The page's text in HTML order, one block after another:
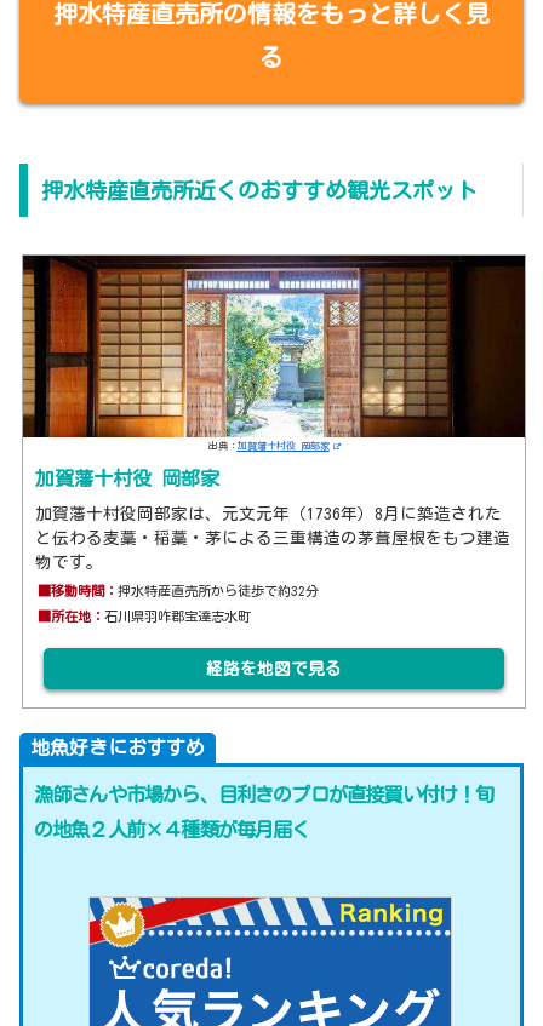
押水特産直売所の情報をもっと詳しく見
る
押水特産直売所近くのおすすめ観光スポット
出典： 加賀藩十村役 岡部家
加賀藩十村役 岡部家
加賀藩十村役岡部家は、元文元年（1736年）8月に築造された
と伝わる麦藁・稲藁・茅による三重構造の茅葺屋根をもつ建造
物です。
■移動時間：押水特産直売所から徒歩で約32分
■所在地：石川県羽咋郡宝達志水町
経路を地図で見る
地魚好きにおすすめ
漁師さんや市場から、目利きのプロが直接買い付け！旬
の地魚２人前×４種類が毎月届く